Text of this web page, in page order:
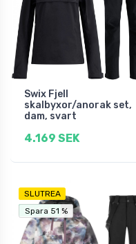
Swix Fjell
skalbyxor/anorak set,
dam, svart
4.169 SEK
SLUTREA
Fri frakt
Spara 51 %
Spara 51 %